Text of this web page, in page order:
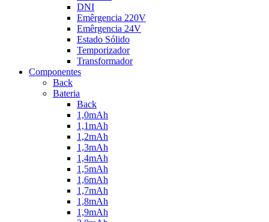
DNI
Emêrgencia 220V
Emêrgencia 24V
Estado Sólido
Temporizador
Transformador
Componentes
Back
Bateria
Back
1,0mAh
1,1mAh
1,2mAh
1,3mAh
1,4mAh
1,5mAh
1,6mAh
1,7mAh
1,8mAh
1,9mAh